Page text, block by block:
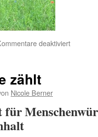
deaktiviertfür
zählt
Nicole Berner